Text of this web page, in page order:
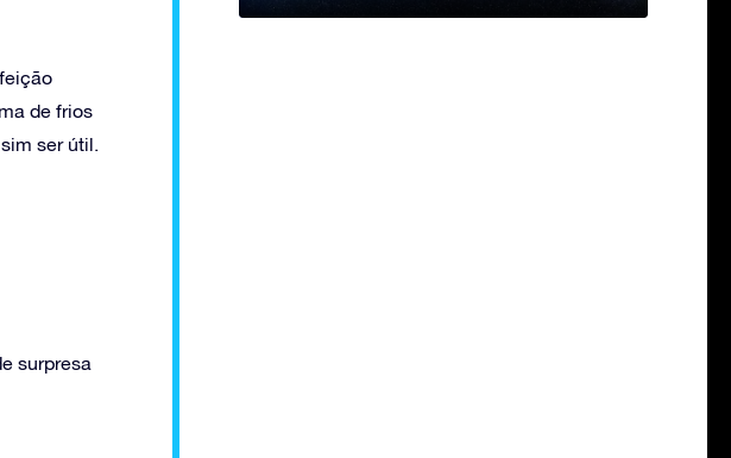
de frios
ser útil.
surpresa